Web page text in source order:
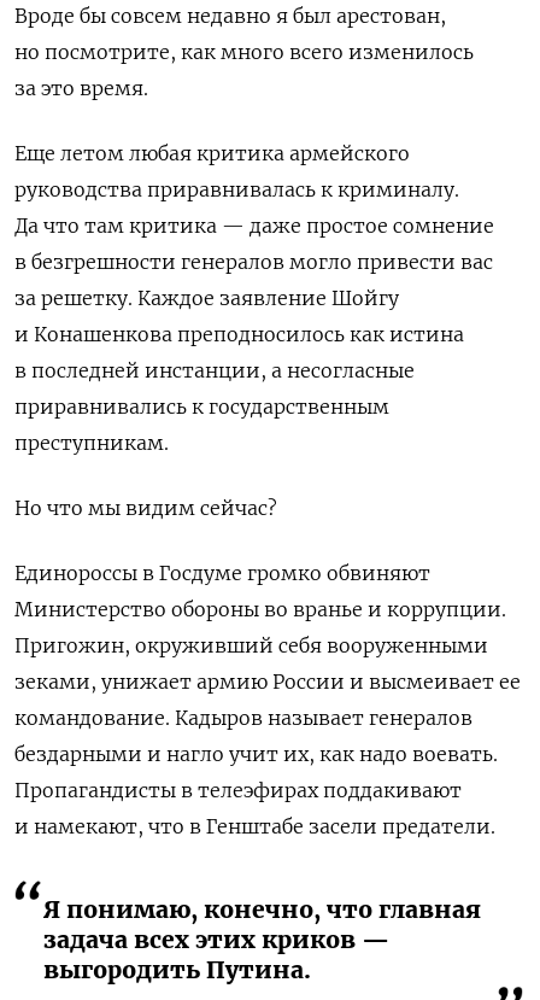
Вроде бы совсем недавно я был арестован,
но посмотрите, как много всего изменилось
за это время.
Еще летом любая критика армейского
руководства приравнивалась к криминалу.
Да что там критика — даже простое сомнение
в безгрешности генералов могло привести вас
за решетку. Каждое заявление Шойгу
и Конашенкова преподносилось как истина
в последней инстанции, а несогласные
приравнивались к государственным
преступникам.
Но что мы видим сейчас?
Единороссы в Госдуме громко обвиняют
Министерство обороны во вранье и коррупции.
Пригожин, окруживший себя вооруженными
зеками, унижает армию России и высмеивает ее
командование. Кадыров называет генералов
бездарными и нагло учит их, как надо воевать.
Пропагандисты в телеэфирах поддакивают
и намекают, что в Генштабе засели предатели.
Я понимаю, конечно, что главная
задача всех этих криков —
выгородить Путина.